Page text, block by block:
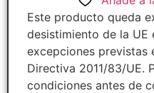
Este producto queda
desistimiento de la UE
excepciones previstas
Directiva 2011/83/UE.
condiciones antes de